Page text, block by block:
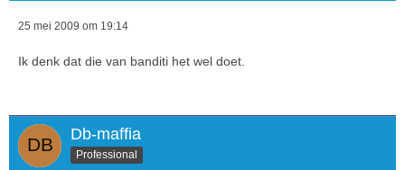
25 mei 2009 om 19:14
Ik denk dat die van banditi het wel doet.
Db-maffia
Professional